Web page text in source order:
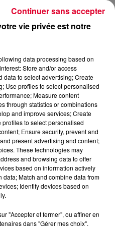
La rédaction
vie privée est notre
data processing based on
Store and/or access
data to select advertising; Create
Use profiles to select personalised
Measure content
through statistics or combinations
and improve services; Create
to select personalised
Ensure security, prevent and
present advertising and content;
These technologies may
and browsing data to offer
based on information actively
Match and combine data from
Identify devices based on
"Accepter et fermer", ou affiner en
dans "Gérer mes choix".
Continuer sans accepter